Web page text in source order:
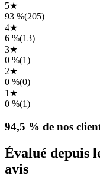
5★
93 %(205)
4★
6 %(13)
3★
0 %(1)
2★
0 %(0)
1 ★
0 %(1)
94,5 % de nos
Évalué depuis
avis